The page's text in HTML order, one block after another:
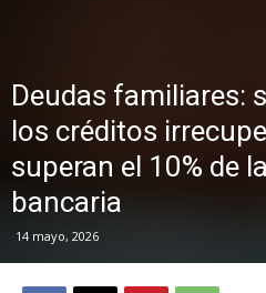
Deudas familiares:
los créditos
superan el 10% de
bancaria
14 mayo, 2026